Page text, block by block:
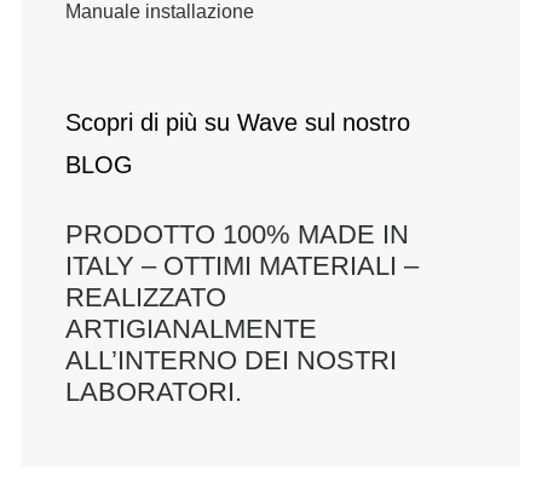
Manuale installazione
Scopri di più su Wave sul nostro
BLOG
PRODOTTO 100% MADE IN
ITALY – OTTIMI MATERIALI –
REALIZZATO
ARTIGIANALMENTE
ALL’INTERNO DEI NOSTRI
LABORATORI.